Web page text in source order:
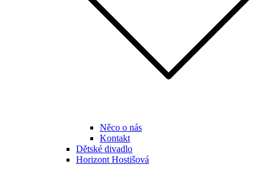
Něco o nás
Kontakt
Dětské divadlo
Horizont Hostišová